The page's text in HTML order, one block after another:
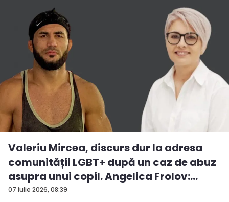
07 iulie 2026, 08:39
Valeriu Mircea, discurs dur la adresa
comunității LGBT+ după un caz de abuz
asupra unui copil. Angelica Frolov:
„Cum...